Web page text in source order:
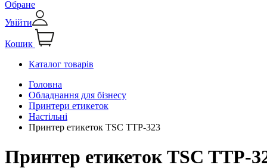
Обране
Увійти
Кошик
Каталог товарів
Головна
Обладнання для бізнесу
Принтери етикеток
Настільні
Принтер етикеток TSC TTP-323
Принтер етикеток TSC TTP-